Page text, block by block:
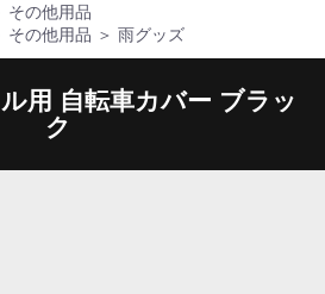
その他用品
その他用品 ＞ 雨グッズ
用 自転車カバー ブラッ
ク